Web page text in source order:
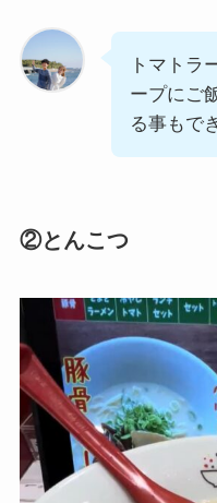
トマトラ
ープにご
る事もで
②とんこつ